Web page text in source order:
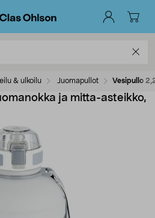
& ulkoilu Juomapullot Vesipullo
ja mitta-asteikko,